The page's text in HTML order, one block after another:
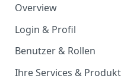
Overview
Login & Profil
Benutzer & Rollen
Benutzer verwalten
Ihre Services &